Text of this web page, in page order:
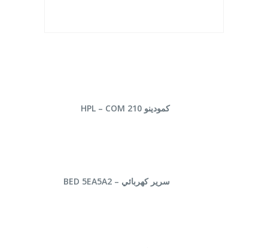
كمودينو HPL – COM 210
سرير كهربائي – BED 5EA5A2